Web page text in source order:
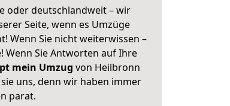
oder deutschlandweit – wir
Seite, wenn es Umzüge
Wenn Sie nicht weiterwissen –
Wenn Sie Antworten auf Ihre
mein Umzug von Heilbronn
uns, denn wir haben immer
parat.